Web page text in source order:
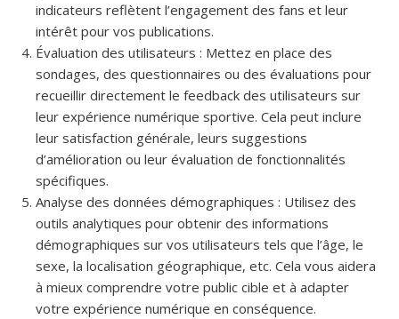
indicateurs reflètent l’engagement des fans et leur
intérêt pour vos publications.
Évaluation des utilisateurs : Mettez en place des
sondages, des questionnaires ou des évaluations pour
recueillir directement le feedback des utilisateurs sur
leur expérience numérique sportive. Cela peut inclure
leur satisfaction générale, leurs suggestions
d’amélioration ou leur évaluation de fonctionnalités
spécifiques.
Analyse des données démographiques : Utilisez des
outils analytiques pour obtenir des informations
démographiques sur vos utilisateurs tels que l’âge, le
sexe, la localisation géographique, etc. Cela vous aidera
à mieux comprendre votre public cible et à adapter
votre expérience numérique en conséquence.